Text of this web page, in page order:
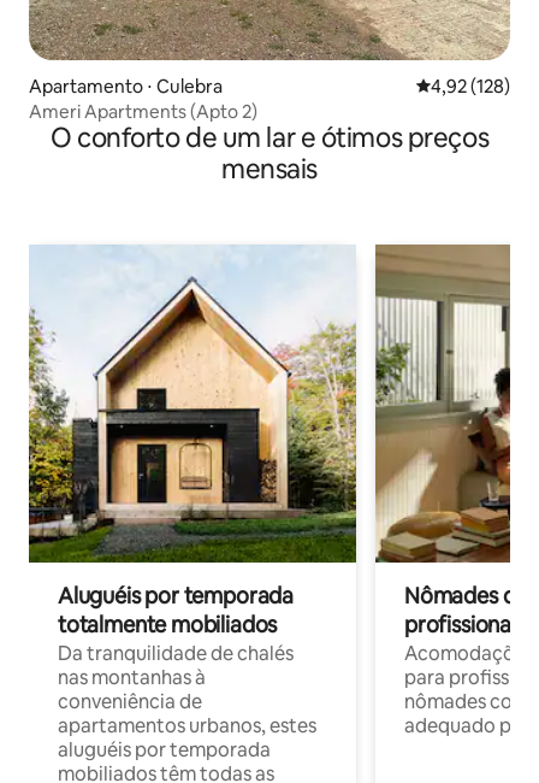
Apartamento ⋅ Culebra 4,92 de uma
4,92 (128)
Ameri Apartments (Apto 2)
O conforto de um lar e ótimos preços
mensais
Aluguéis por temporada
totalmente mobiliados
Da tranquilidade de chalés
nas montanhas à
conveniência de
apartamentos urbanos, estes
aluguéis por temporada
mobiliados têm todas as
Nômades
profissionais
para
nômades com
adequado